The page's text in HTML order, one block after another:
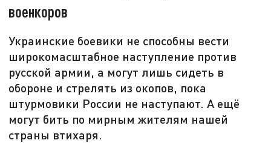
военкоров
Украинские боевики не способны вести
широкомасштабное наступление против
русской армии, а могут лишь сидеть в
обороне и стрелять из окопов, пока
штурмовики России не наступают. А ещё
могут бить по мирным жителям нашей
страны втихаря.